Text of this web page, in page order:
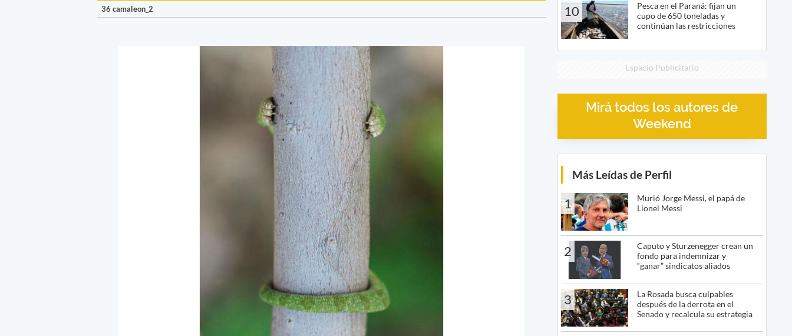
36 camaleon_2 10
Pesca en el Paraná: fijan un
cupo de 650 toneladas y
continúan las restricciones
Espacio Publicitario
Mirá todos los autores de
Weekend
Más Leídas de Perfil
1
Murió Jorge Messi, el papá de
Lionel Messi
2
Caputo y Sturzenegger crean un
fondo para indemnizar y
“ganar” sindicatos aliados
3
La Rosada busca culpables
después de la derrota en el
Senado y recalcula su estrategia